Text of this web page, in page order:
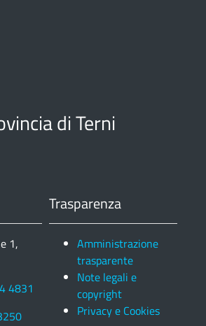
di Terni
1,
4831
Trasparenza
Amministrazione
trasparente
Note legali e
copyright
Privacy e Cookies